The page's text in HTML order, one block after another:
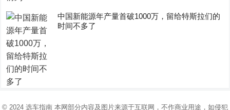
中国新能源年产量首破1000万，留给特斯拉们的
时间不多了
© 2024 选车指南本网部分内容及图片来源于互联网，不作商业用途，如侵犯